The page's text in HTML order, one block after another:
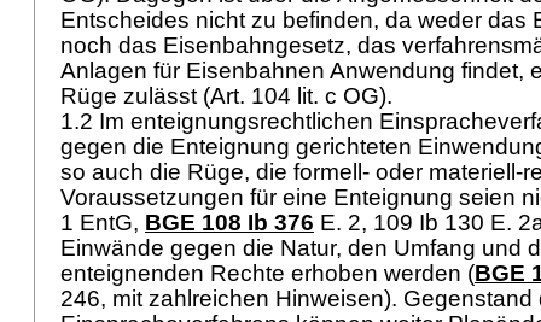
Entscheides nicht zu befinden, da weder das
noch das Eisenbahngesetz, das
Anlagen für Eisenbahnen Anwendung findet,
Rüge zulässt (Art. 104 lit. c OG).
1.2 Im enteignungsrechtlichen
gegen die Enteignung gerichteten
so auch die Rüge, die formell- oder materiell-
Voraussetzungen für eine Enteignung seien
1 EntG, BGE 108 Ib 376 E. 2, 109 Ib 130 E.
Einwände gegen die Natur, den Umfang und
enteignenden Rechte erhoben werden (BGE
246, mit zahlreichen Hinweisen). Gegenstand